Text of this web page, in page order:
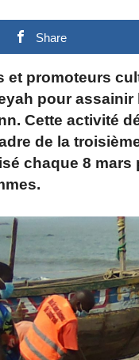
Share
et promoteurs
pour
Cette activité
de la
chaque 8